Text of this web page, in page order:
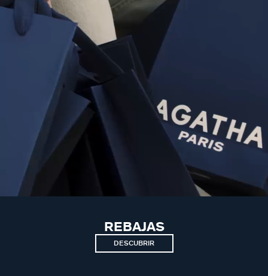
REBAJAS
DESCUBRIR